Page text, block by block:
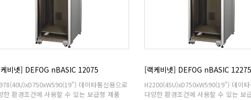
비넷] DEFOG nBASIC 12075
한 환경조건에 사용할 수 있는 보급형 제품
[랙케비넷] DEFOG nBASIC 12275
다양한 환경조건에 사용할 수 있는 보